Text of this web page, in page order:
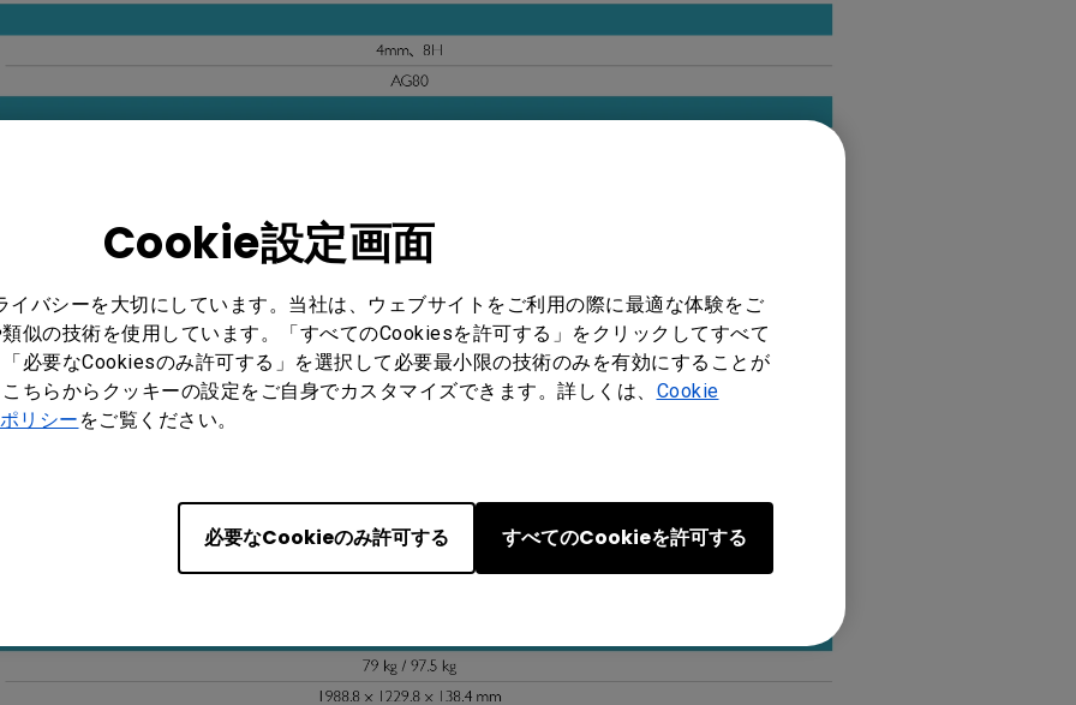
Cookie設定画面
イバシーを大切にしています。当社は、ウェブサイトをご利用の際に最適な体験をご
似の技術を使用しています。「すべてのCookiesを許可する」をクリックしてすべて
必要なCookiesのみ許可する」を選択して必要最小限の技術のみを有効にすることが
ちらからクッキーの設定をご自身でカスタマイズできます。詳しくは、 Cookie
リシー をご覧ください。
必要なCookieのみ許可する すべてのCookieを許可する